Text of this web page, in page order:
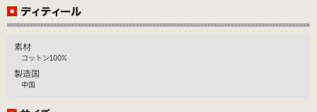
素材
コットン100%
製造国
中国